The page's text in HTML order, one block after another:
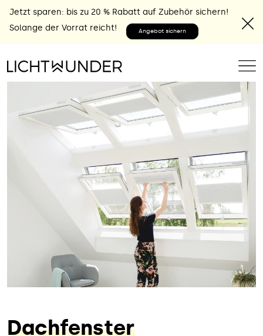
Jetzt sparen: bis zu 20 % Rabatt auf Zubehör sichern!
Solange der Vorrat reicht!
Angebot sichern
Dachfenster